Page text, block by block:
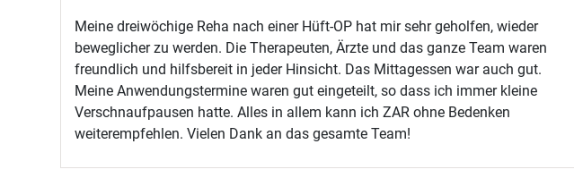
Meine dreiwöchige Reha nach einer Hüft-OP hat mir sehr geholfen, wieder
beweglicher zu werden. Die Therapeuten, Ärzte und das ganze Team waren
freundlich und hilfsbereit in jeder Hinsicht. Das Mittagessen war auch gut.
Meine Anwendungstermine waren gut eingeteilt, so dass ich immer kleine
Verschnaufpausen hatte. Alles in allem kann ich ZAR ohne Bedenken
weiterempfehlen. Vielen Dank an das gesamte Team!